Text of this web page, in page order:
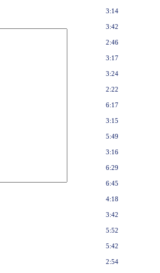
3:14
3:42
2:46
3:17
3:24
2:22
6:17
3:15
5:49
3:16
6:29
6:45
4:18
3:42
5:52
5:42
2:54